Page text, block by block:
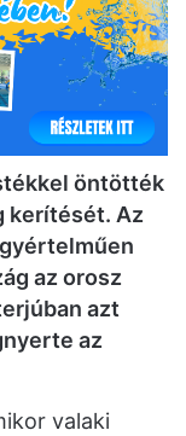
öntötték
kerítését. Az
az orosz
azt
az
valaki